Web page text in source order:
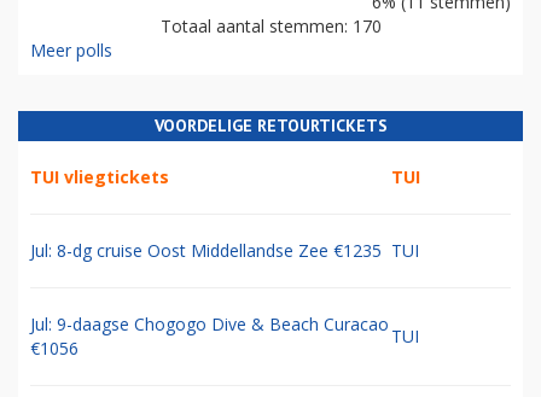
Totaal aantal stemmen: 170
Meer polls
VOORDELIGE RETOURTICKETS
TUI vliegtickets TUI
Jul: 8-dg cruise Oost Middellandse Zee €1235 TUI
Jul: 9-daagse Chogogo Dive & Beach Curacao
€1056
TUI